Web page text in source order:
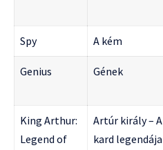
Spy A kém
Genius Gének
King Arthur:
Legend of
Artúr király – A
kard legendája